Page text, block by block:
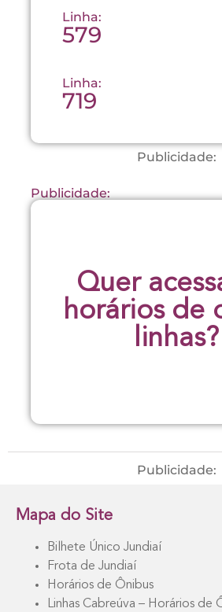
Linha:
579
Linha:
719
Publicidade:
Publicidade:
Quer
horários de
linhas?
Publicidade:
Mapa do Site
Bilhete Único Jundiaí
Frota de Jundiaí
Horários de Ônibus
Linhas Cabreúva – Horários de